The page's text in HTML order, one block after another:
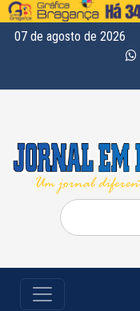
07 de agosto de 2026
Pesquisar
por: